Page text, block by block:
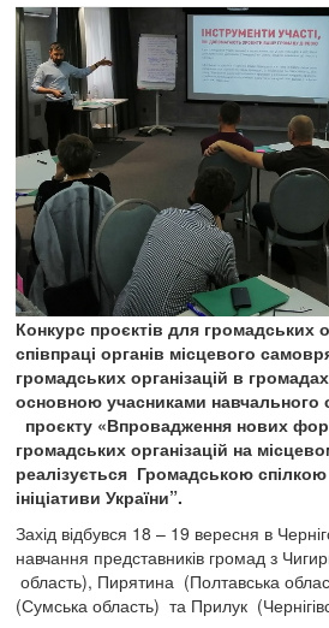
Конкурс проєктів для громадських
співпраці органів місцевого
громадських організацій в
основною учасниками навчального
проєкту «Впровадження нових
громадських організацій на
реалізується Громадською спілкою
ініціативи України”.
Захід відбувся 18 – 19 вересня в
навчання представників громад з
область), Пирятина (Полтавська
(Сумська область) та Прилук